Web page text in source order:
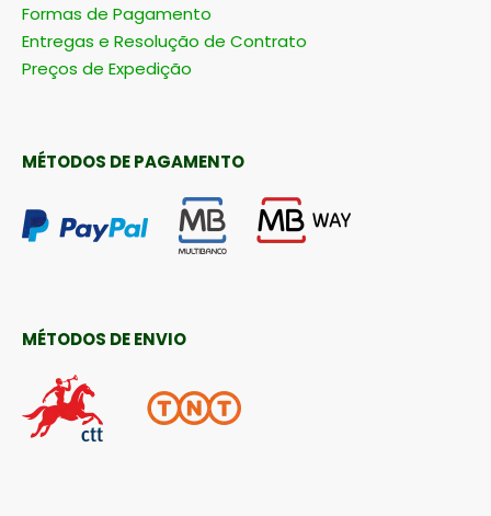
Formas de Pagamento
Entregas e Resolução de Contrato
Preços de Expedição
MÉTODOS DE PAGAMENTO
MÉTODOS DE ENVIO